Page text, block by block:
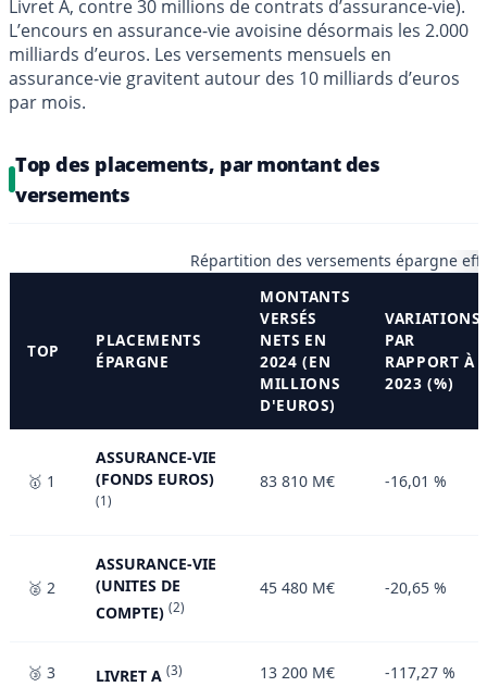
Livret A, contre 30 millions de contrats d’assurance-vie).
L’encours en assurance-vie avoisine désormais les 2.000
milliards d’euros. Les versements mensuels en
assurance-vie gravitent autour des 10 milliards d’euros
par mois.
Top des placements, par montant des
versements
Répartition des versements épargne
TOP
PLACEMENTS
ÉPARGNE
MONTANTS
VERSÉS
NETS EN
2024 (EN
MILLIONS
D'EUROS)
VARIATIONS
PAR
RAPPORT À
2023 (%)
🥇 1
ASSURANCE-VIE
(FONDS EUROS)
(1)
83 810 M€ -16,01 %
🥈 2
ASSURANCE-VIE
(UNITES DE
COMPTE) (2)
45 480 M€ -20,65 %
🥉 3 LIVRET A (3) 13 200 M€ -117,27 %